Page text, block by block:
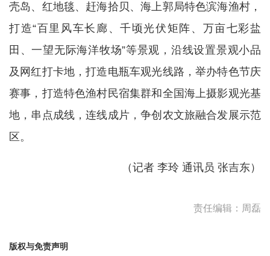
壳岛、红地毯、赶海拾贝、海上郭局特色滨海渔村，
打造“百里风车长廊、千顷光伏矩阵、万亩七彩盐
田、一望无际海洋牧场”等景观，沿线设置景观小品
及网红打卡地，打造电瓶车观光线路，举办特色节庆
赛事，打造特色渔村民宿集群和全国海上摄影观光基
地，串点成线，连线成片，争创农文旅融合发展示范
区。
（记者 李玲 通讯员 张吉东）
责任编辑：周磊
版权与免责声明